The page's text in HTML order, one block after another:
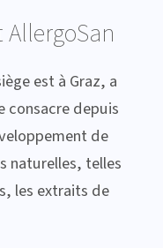
est à Graz, a
consacre depuis
de
naturelles, telles
les extraits de